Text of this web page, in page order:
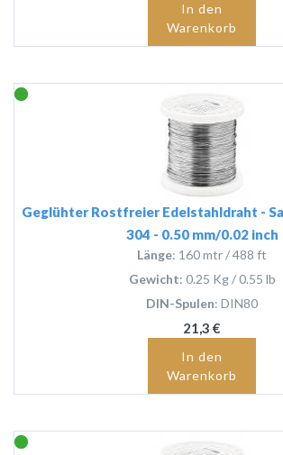
In den
Warenkorb
Geglühter Rostfreier Edelstahldraht -
304 - 0.50 mm/0.02 inch
Länge: 160 mtr / 488 ft
Gewicht: 0.25 Kg / 0.55 lb
DIN-Spulen: DIN80
21,3 €
In den
Warenkorb